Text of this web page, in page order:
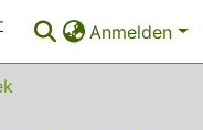
Anmelden